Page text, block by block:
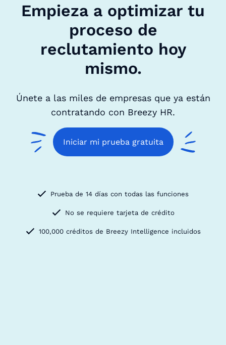
Empieza a optimizar tu
proceso de
reclutamiento hoy
mismo.
Únete a las miles de empresas que ya están
contratando con Breezy HR.
Iniciar mi prueba gratuita
Prueba de 14 días con todas las funciones
No se requiere tarjeta de crédito
100,000 créditos de Breezy Intelligence incluidos